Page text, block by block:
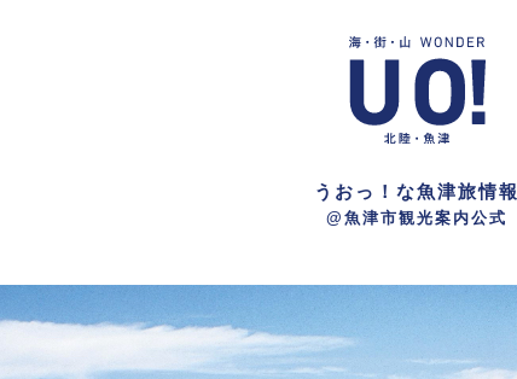
うおっ！な魚津旅情報
@魚津市観光案内公式